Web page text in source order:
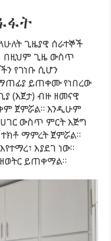
ጊዜያዊ ሰራተኞች
በዚህም ጊዜ ውስጥ
የገነቡ ሲሆን
ይጠቀሙ የነበረው
(እጀታ) ብዙ ዘመናዊ
ጀምሯል። እንዲሁም
ውስጥ ምርት እጅግ
ማምረት ጀምሯል።
እያደገ ነው።
ይጠቀማል።